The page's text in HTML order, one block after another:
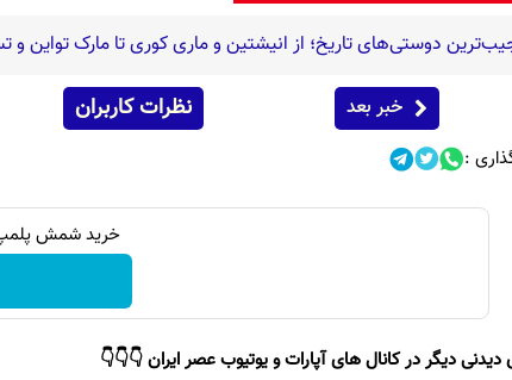
دوستی‌های تاریخ؛ از انیشتین و ماری کوری تا مارک تواین
خبر بعد نظرات کاربران
:
خرید شمش پلمپ طلاسی،
دیدنی دیگر در کانال های آپارات و یوتیوب عصر ایران 👇👇👇